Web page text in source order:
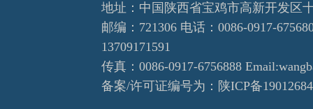
地址：中国陕西省宝鸡市高新开发区
邮编：721306 电话：0086-0917-
13709171591
传真：0086-0917-6756888
备案/许可证编号为： 陕ICP备